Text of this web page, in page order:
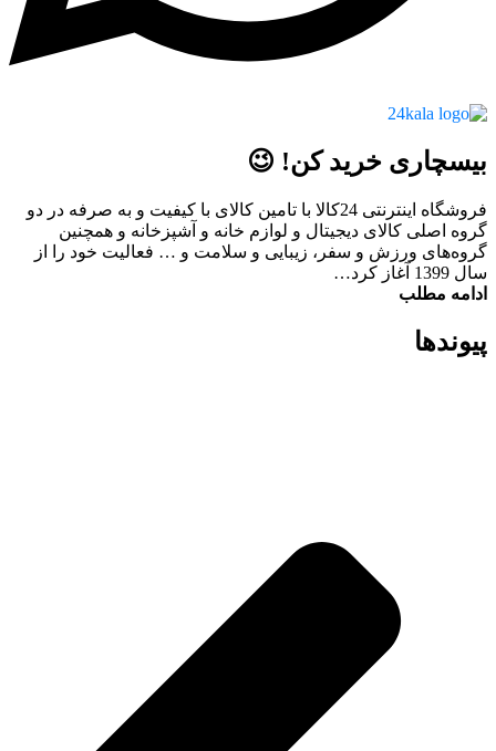
بیسچاری خرید کن! 😉
فروشگاه اینترنتی 24کالا با تامین کالای با کیفیت و به صرفه در دو
گروه اصلی کالای دیجیتال و لوازم خانه و آشپزخانه و همچنین
گروه‌های ورزش و سفر، زیبایی و سلامت و … فعالیت خود را از
سال 1399 آغاز کرد…
ادامه مطلب
پیوند‌ها